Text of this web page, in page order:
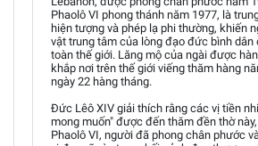
Phaolô VI phong thánh năm 1977, là
hiện tượng và phép lạ phi thường, khiến
vật trung tâm của lòng đạo đức bình dân
toàn thế giới. Lăng mộ của ngài được
khắp nơi trên thế giới viếng thăm hàng
ngày 22 hàng tháng.
Đức Lêô XIV giải thích rằng các vị tiền
mong muốn" được đến thăm đền thờ
Phaolô VI, người đã phong chân phước